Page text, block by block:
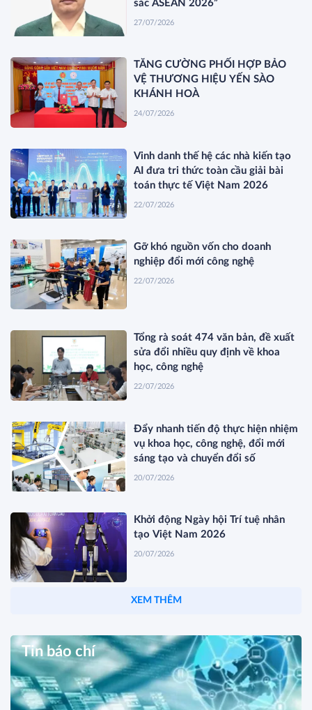
sắc ASEAN 2026”
27/07/2026
TĂNG CƯỜNG PHỐI HỢP BẢO
VỆ THƯƠNG HIỆU YẾN SÀO
KHÁNH HOÀ
24/07/2026
Vinh danh thế hệ các nhà kiến tạo
AI đưa tri thức toàn cầu giải bài
toán thực tế Việt Nam 2026
22/07/2026
Gỡ khó nguồn vốn cho doanh
nghiệp đổi mới công nghệ
22/07/2026
Tổng rà soát 474 văn bản, đề xuất
sửa đổi nhiều quy định về khoa
học, công nghệ
22/07/2026
Đẩy nhanh tiến độ thực hiện nhiệm
vụ khoa học, công nghệ, đổi mới
sáng tạo và chuyển đổi số
20/07/2026
Khởi động Ngày hội Trí tuệ nhân
tạo Việt Nam 2026
20/07/2026
TIẾNG VIỆT NAM 2026
20/07/2026
LỄ HỘI ẨM THỰC YẾN SÀO